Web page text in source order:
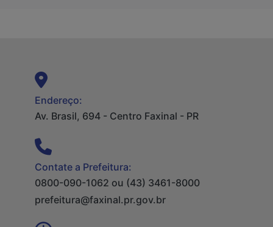
Endereço:
Av. Brasil, 694 - Centro Faxinal - PR
Contate a Prefeitura:
0800-090-1062 ou (43) 3461-8000
prefeitura@faxinal.pr.gov.br